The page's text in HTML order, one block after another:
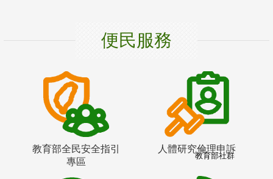
便民服務
教育部全民安全指引
專區
人體研究倫理申訴
教育部社群